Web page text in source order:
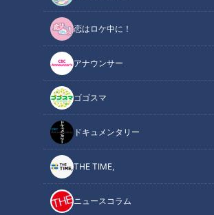
恋はロケ中に！
アナウンサー
ゴゴスマ
ドキュメンタリー
THE TIME,
ニュースコラム
舞台はスペインの東、地中海のメノルカ島
の島をフランス軍が攻めた。その時に指揮
の港町のレストランで、肉料理にかかって
た。こってりとした酸味があって、とても
リに帰ってから、島の港町で食べたソース
介した。港町の名前はマオン。マオンのソ
ズ、そこから、このソースは「マヨネーズ
やがて海を越えて、米国にも伝わっていった